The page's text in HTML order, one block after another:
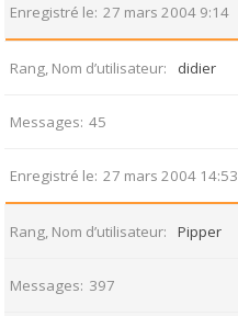
Enregistré le 27 mars 2004 9:14
Rang, Nom d’utilisateur didier
Messages 45
Enregistré le 27 mars 2004 14:53
Rang, Nom d’utilisateur Pipper
Messages 397